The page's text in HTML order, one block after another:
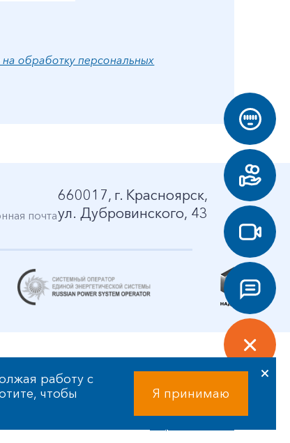
на обработку персональных
почта
660017, г. Красноярск,
ул. Дубровинского, 43
работу с
чтобы
Я принимаю